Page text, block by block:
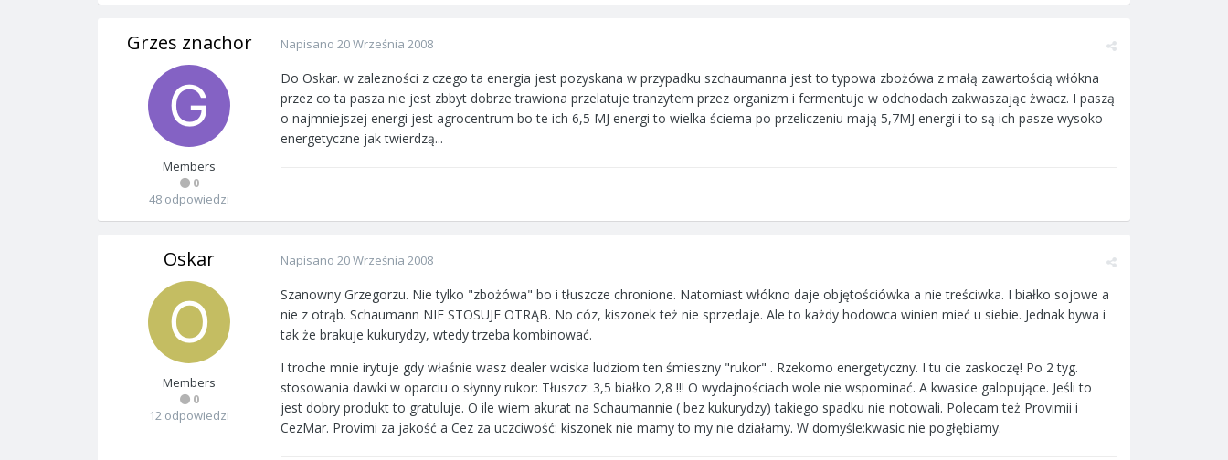
Grzes znachor
Members
0
48 odpowiedzi
Napisano 20 Września 2008
Do Oskar. w zalezności z czego ta energia jest pozyskana w przypadku szchaumanna jest to typowa zbożówa z małą zawartością włókna
przez co ta pasza nie jest zbbyt dobrze trawiona przelatuje tranzytem przez organizm i fermentuje w odchodach zakwaszając żwacz. I paszą
o najmniejszej energi jest agrocentrum bo te ich 6,5 MJ energi to wielka ściema po przeliczeniu mają 5,7MJ energi i to są ich pasze wysoko
energetyczne jak twierdzą...
Oskar
Members
0
12 odpowiedzi
Napisano 20 Września 2008
Szanowny Grzegorzu. Nie tylko "zbożówa" bo i tłuszcze chronione. Natomiast włókno daje objętościówka a nie treściwka. I białko sojowe a
nie z otrąb. Schaumann NIE STOSUJE OTRĄB. No cóz, kiszonek też nie sprzedaje. Ale to każdy hodowca winien mieć u siebie. Jednak bywa i
tak że brakuje kukurydzy, wtedy trzeba kombinować.
I troche mnie irytuje gdy właśnie wasz dealer wciska ludziom ten śmieszny "rukor" . Rzekomo energetyczny. I tu cie zaskoczę! Po 2 tyg.
stosowania dawki w oparciu o słynny rukor: Tłuszcz: 3,5 białko 2,8 !!! O wydajnościach wole nie wspominać. A kwasice galopujące. Jeśli to
jest dobry produkt to gratuluje. O ile wiem akurat na Schaumannie ( bez kukurydzy) takiego spadku nie notowali. Polecam też Provimii i
CezMar. Provimi za jakość a Cez za uczciwość: kiszonek nie mamy to my nie działamy. W domyśle:kwasic nie pogłębiamy.